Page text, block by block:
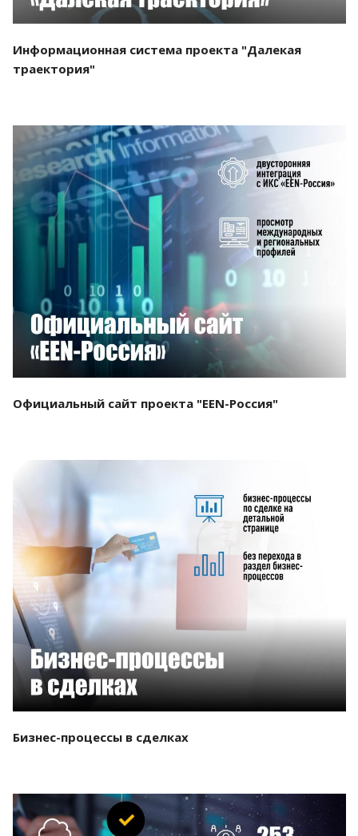
Информационная система проекта "Далекая
траектория"
Смотреть проект
Официальный сайт проекта "EEN-Россия"
Бизнес-процессы в сделках